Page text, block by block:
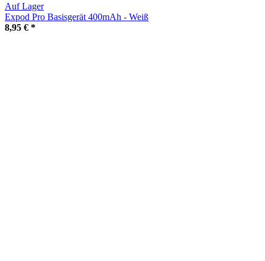
Auf Lager
Expod Pro Basisgerät 400mAh - Weiß
8,95 € *